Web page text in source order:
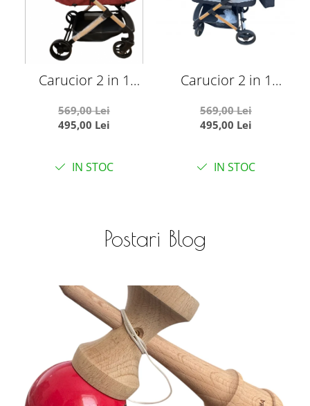
Carucior 2 in 1
sport, 608 Rosu
569,00 Lei
495,00 Lei
IN STOC
Carucior 2 in 1
sport, 608 Negru
569,00 Lei
495,00 Lei
IN STOC
Postari Blog